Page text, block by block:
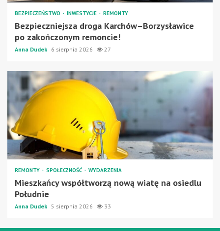
BEZPIECZEŃSTWO INWESTYCJE REMONTY
Bezpieczniejsza droga Karchów–Borzysławice
po zakończonym remoncie!
Anna Dudek 6 sierpnia 2026 27
REMONTY SPOŁECZNOŚĆ WYDARZENIA
Mieszkańcy współtworzą nową wiatę na osiedlu
Południe
Anna Dudek 5 sierpnia 2026 33